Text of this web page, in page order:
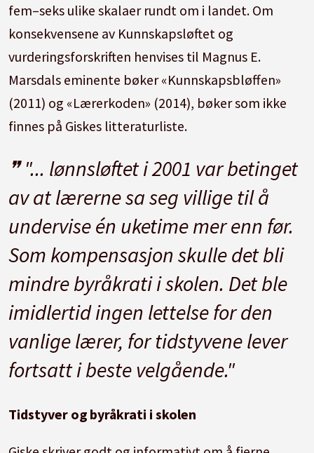
fem–seks ulike skalaer rundt om i landet. Om
konsekvensene av Kunnskapsløftet og
vurderingsforskriften henvises til Magnus E.
Marsdals eminente bøker «Kunnskapsbløffen»
(2011) og «Lærerkoden» (2014), bøker som ikke
finnes på Giskes litteraturliste.
"... lønnsløftet i 2001 var betinget
av at lærerne sa seg villige til å
undervise én uketime mer enn før.
Som kompensasjon skulle det bli
mindre byråkrati i skolen. Det ble
imidlertid ingen lettelse for den
vanlige lærer, for tidstyvene lever
fortsatt i beste velgående."
Tidstyver og byråkrati i skolen